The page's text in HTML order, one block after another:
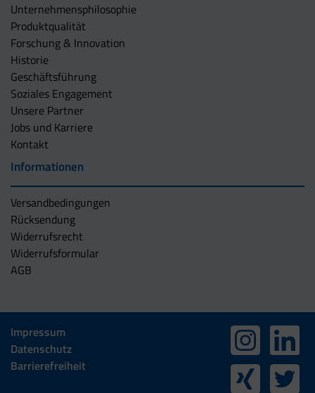
Unternehmens­philosophie
Produktqualität
Forschung & Innovation
Historie
Geschäftsführung
Soziales Engagement
Unsere Partner
Jobs und Karriere
Kontakt
Informationen
Versandbedingungen
Rücksendung
Widerrufsrecht
Widerrufsformular
AGB
Impressum
Datenschutz
Barrierefreiheit